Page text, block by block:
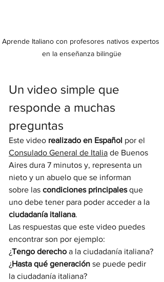
Aprende Italiano con profesores nativos expertos
en la enseñanza bilingüe
Un video simple que
responde a muchas
preguntas
Este video realizado en Español por el
Consulado General de Italia de Buenos
Aires dura 7 minutos y, representa un
nieto y un abuelo que se informan
sobre las condiciones principales que
uno debe tener para poder acceder a la
ciudadanía italiana.
Las respuestas que este video puedes
encontrar son por ejemplo:
¿Tengo derecho a la ciudadanía italiana?
¿Hasta qué generación se puede pedir
la ciudadanía italiana?